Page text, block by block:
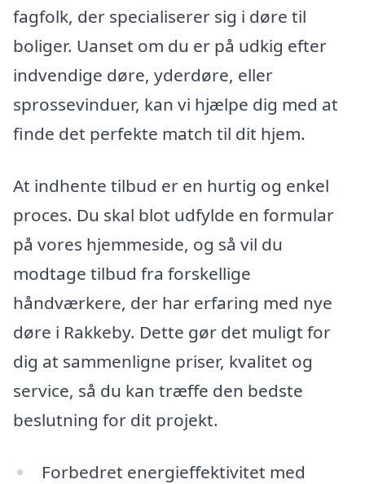
fagfolk, der specialiserer sig i døre til
boliger. Uanset om du er på udkig efter
indvendige døre, yderdøre, eller
sprossevinduer, kan vi hjælpe dig med at
finde det perfekte match til dit hjem.
At indhente tilbud er en hurtig og enkel
proces. Du skal blot udfylde en formular
på vores hjemmeside, og så vil du
modtage tilbud fra forskellige
håndværkere, der har erfaring med nye
døre i Rakkeby. Dette gør det muligt for
dig at sammenligne priser, kvalitet og
service, så du kan træffe den bedste
beslutning for dit projekt.
Forbedret energieffektivitet med